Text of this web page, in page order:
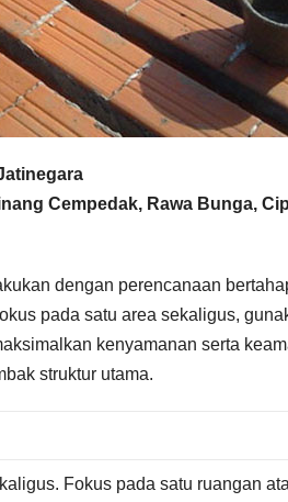
Cempedak, Rawa Bunga,
dengan perencanaan
pada satu area sekaligus,
kenyamanan serta
struktur utama.
Fokus pada satu ruangan